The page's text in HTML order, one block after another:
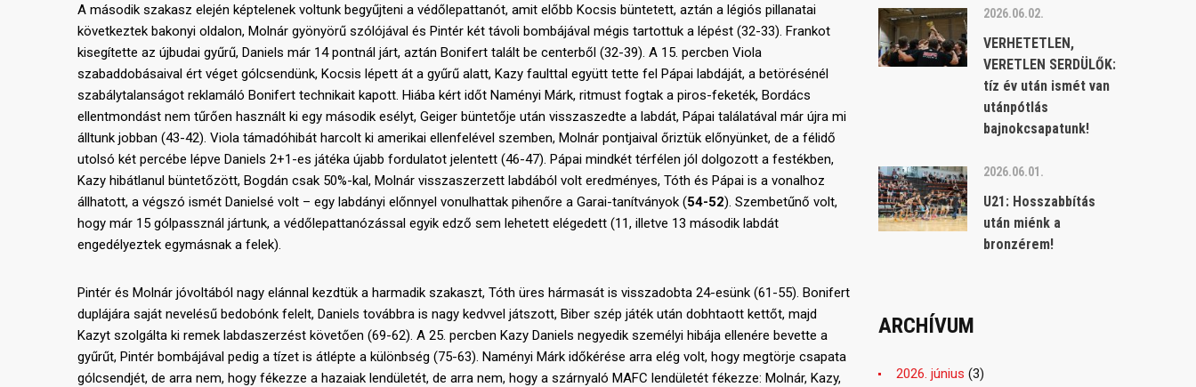
A második szakasz elején képtelenek voltunk begyűjteni a védőlepattanót, amit előbb Kocsis büntetett, aztán a légiós pillanatai
következtek bakonyi oldalon, Molnár gyönyörű szólójával és Pintér két távoli bombájával mégis tartottuk a lépést (32-33). Frankot
kisegítette az újbudai gyűrű, Daniels már 14 pontnál járt, aztán Bonifert talált be centerből (32-39). A 15. percben Viola
szabaddobásaival ért véget gólcsendünk, Kocsis lépett át a gyűrű alatt, Kazy faulttal együtt tette fel Pápai labdáját, a betörésénél
szabálytalanságot reklamáló Bonifert technikait kapott. Hiába kért időt Naményi Márk, ritmust fogtak a piros-feketék, Bordács
ellentmondást nem tűrően használt ki egy második esélyt, Geiger büntetője után visszaszedte a labdát, Pápai találatával már újra mi
álltunk jobban (43-42). Viola támadóhibát harcolt ki amerikai ellenfelével szemben, Molnár pontjaival őriztük előnyünket, de a félidő
utolsó két percébe lépve Daniels 2+1-es játéka újabb fordulatot jelentett (46-47). Pápai mindkét térfélen jól dolgozott a festékben,
Kazy hibátlanul büntetőzött, Bogdán csak 50%-kal, Molnár visszaszerzett labdából volt eredményes, Tóth és Pápai is a vonalhoz
állhatott, a végszó ismét Danielsé volt – egy labdányi előnnyel vonulhattak pihenőre a Garai-tanítványok (54-52). Szembetűnő volt,
hogy már 15 gólpassznál jártunk, a védőlepattanózással egyik edző sem lehetett elégedett (11, illetve 13 második labdát
engedélyeztek egymásnak a felek).
Pintér és Molnár jóvoltából nagy elánnal kezdtük a harmadik szakaszt, Tóth üres hármasát is visszadobta 24-esünk (61-55). Bonifert
duplájára saját nevelésű bedobónk felelt, Daniels továbbra is nagy kedvvel játszott, Biber szép játék után dobhtaott kettőt, majd
Kazyt szolgálta ki remek labdaszerzést követően (69-62). A 25. percben Kazy Daniels negyedik személyi hibája ellenére bevette a
gyűrűt, Pintér bombájával pedig a tízet is átlépte a különbség (75-63). Naményi Márk időkérése arra elég volt, hogy megtörje csapata
gólcsendjét, de arra nem, hogy fékezze a hazaiak lendületét, de arra nem, hogy a szárnyaló MAFC lendületét fékezze: Molnár, Kazy,
2026.06.02.
VERHETETLEN,
VERETLEN SERDÜLŐK:
tíz év után ismét van
utánpótlás
bajnokcsapatunk!
2026.06.01.
U21: Hosszabbítás
után miénk a
bronzérem!
ARCHÍVUM
2026. június (3)